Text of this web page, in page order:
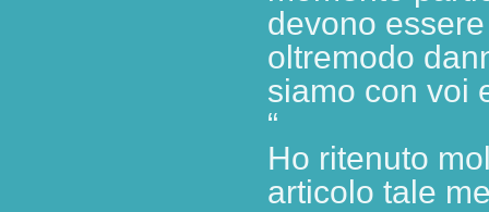
devono
oltremodo
siamo con voi
“
Ho ritenuto
articolo tale